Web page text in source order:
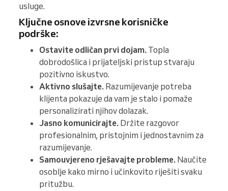
usluge.
Ključne osnove izvrsne korisničke
podrške:
Ostavite odličan prvi dojam. Topla
dobrodošlica i prijateljski pristup stvaraju
pozitivno iskustvo.
Aktivno slušajte. Razumijevanje potreba
klijenta pokazuje da vam je stalo i pomaže
personalizirati njihov dolazak.
Jasno komunicirajte. Držite razgovor
profesionalnim, pristojnim i jednostavnim za
razumijevanje.
Samouvjereno rješavajte probleme. Naučite
osoblje kako mirno i učinkovito riješiti svaku
pritužbu.